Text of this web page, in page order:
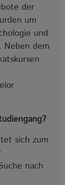
der
um
und
Neben dem
sich zum
nach